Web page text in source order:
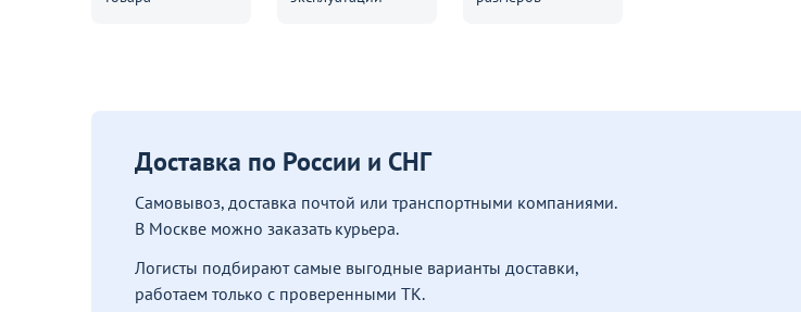
Доставка по России и СНГ
Самовывоз, доставка почтой или транспортными компаниями.
В Москве можно заказать курьера.
Логисты подбирают самые выгодные варианты доставки,
работаем только с проверенными ТК.